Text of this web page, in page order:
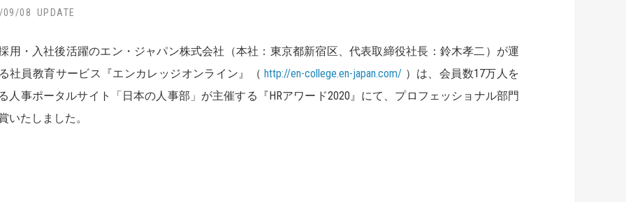
09/08
用・入社後活躍のエン・ジャパン株式会社（本社：東京都新宿区、代表取締役社長：鈴木孝二）が運
社員教育サービス『エンカレッジオンライン』（http://en-college.en-japan.com/ ）は、会員数17万人を
人事ポータルサイト「日本の人事部」が主催する『HRアワード2020』にて、プロフェッショナル部門
いたしました。